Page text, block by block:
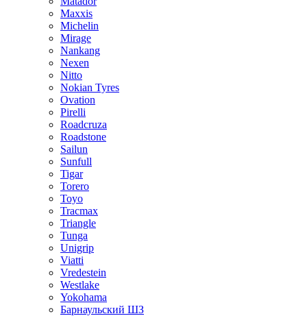
Maxxis
Michelin
Mirage
Nankang
Nexen
Nitto
Nokian Tyres
Ovation
Pirelli
Roadcruza
Roadstone
Sailun
Sunfull
Tigar
Torero
Toyo
Tracmax
Triangle
Tunga
Unigrip
Viatti
Vredestein
Westlake
Yokohama
Барнаульский ШЗ